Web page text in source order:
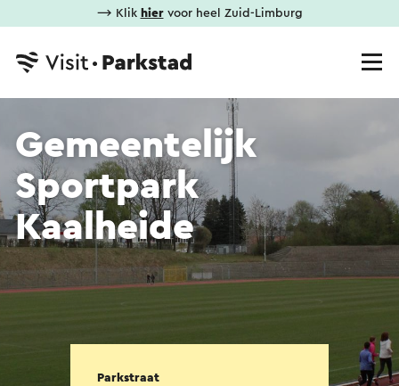
⟶ Klik hiervoor heel Zuid-Limburg
Gemeentelijk
Sportpark
Kaalheide
Parkstraat